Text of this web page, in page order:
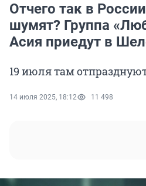
Отчего так в
шумят? Группа
Асия приедут в
19 июля там
14 июля 2025, 18:12 11 498